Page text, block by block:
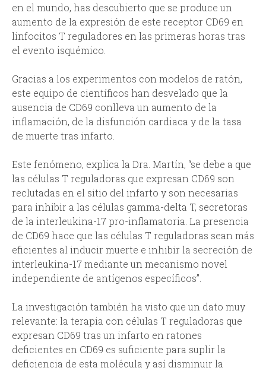
en el mundo, has descubierto que se produce un
aumento de la expresión de este receptor CD69 en
linfocitos T reguladores en las primeras horas tras
el evento isquémico.
Gracias a los experimentos con modelos de ratón,
este equipo de científicos han desvelado que la
ausencia de CD69 conlleva un aumento de la
inflamación, de la disfunción cardiaca y de la tasa
de muerte tras infarto.
Este fenómeno, explica la Dra. Martín, “se debe a que
las células T reguladoras que expresan CD69 son
reclutadas en el sitio del infarto y son necesarias
para inhibir a las células gamma-delta T, secretoras
de la interleukina-17 pro-inflamatoria. La presencia
de CD69 hace que las células T reguladoras sean más
eficientes al inducir muerte e inhibir la secreción de
interleukina-17 mediante un mecanismo novel
independiente de antígenos específicos”.
La investigación también ha visto que un dato muy
relevante: la terapia con células T reguladoras que
expresan CD69 tras un infarto en ratones
deficientes en CD69 es suficiente para suplir la
deficiencia de esta molécula y así disminuir la